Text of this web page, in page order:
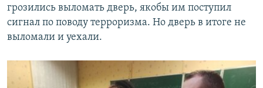
грозились выломать дверь, якобы им поступил
сигнал по поводу терроризма. Но дверь в итоге не
выломали и уехали.